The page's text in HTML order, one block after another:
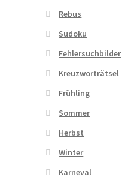
Rebus
Sudoku
Fehlersuchbilder
Kreuzworträtsel
Frühling
Sommer
Herbst
Winter
Karneval